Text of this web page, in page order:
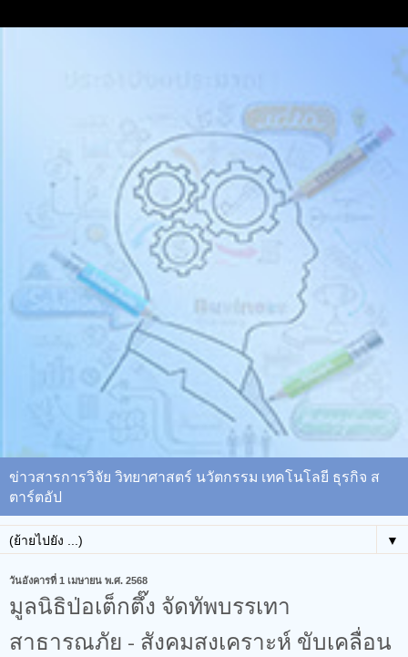
ข่าวสารการวิจัย วิทยาศาสตร์ นวัตกรรม เทคโนโลยี ธุรกิจ ส
ตาร์ตอัป
▼
วันอังคารที่ 1 เมษายน พ.ศ. 2568
มูลนิธิป่อเต็กตึ๊ง จัดทัพบรรเทา
สาธารณภัย - สังคมสงเคราะห์ ขับเคลื่อน